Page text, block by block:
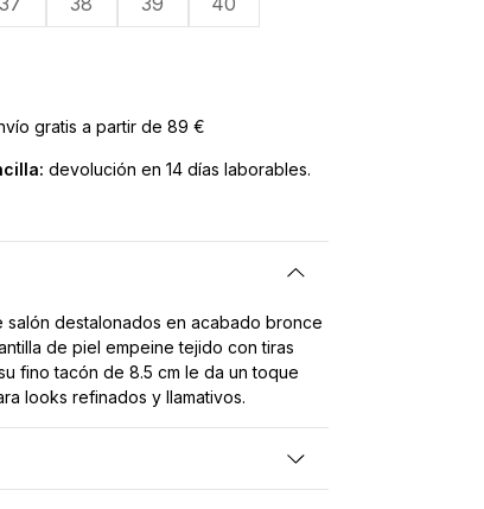
gratis a partir de 89 €
devolución en 14 días laborables.
salón destalonados en acabado bronce
de piel empeine tejido con tiras
fino tacón de 8.5 cm le da un toque
looks refinados y llamativos.